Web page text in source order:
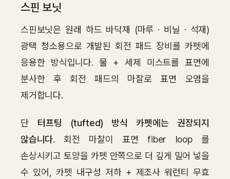
스핀 보닛
스핀보닛은 원래 하드 바닥재 (마루 · 비닐 · 석재)
광택 청소용으로 개발된 회전 패드 장비를 카펫에
응용한 방식입니다. 물 + 세제 미스트를 표면에
분사한 후 회전 패드의 마찰로 표면 오염을
제거합니다.
단 터프팅 (tufted) 방식 카펫에는 권장되지
않습니다. 회전 마찰이 표면 fiber loop 를
손상시키고 토양을 카펫 안쪽으로 더 깊게 밀어 넣을
수 있어, 카펫 내구성 저하 + 제조사 워런티 무효